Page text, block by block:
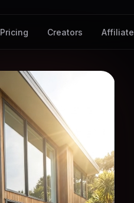
Pricing Creators Affiliate